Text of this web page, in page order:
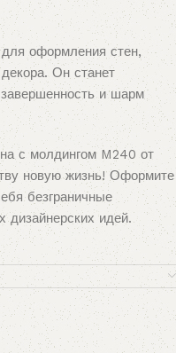
оформления стен,
Он станет
и шарм
с молдингом M240 от
новую жизнь! Оформите
безграничные
дизайнерских идей.